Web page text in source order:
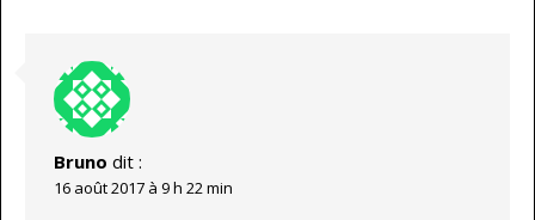
Bruno dit :
16 août 2017 à 9 h 22 min